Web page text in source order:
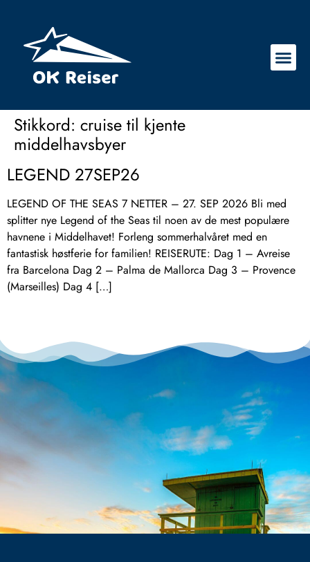
Stikkord: cruise til kjente
middelhavsbyer
LEGEND 27SEP26
LEGEND OF THE SEAS 7 NETTER – 27. SEP 2026 Bli med
splitter nye Legend of the Seas til noen av de mest populære
havnene i Middelhavet! Forleng sommerhalvåret med en
fantastisk høstferie for familien! REISERUTE: Dag 1 – Avreise
fra Barcelona Dag 2 – Palma de Mallorca Dag 3 – Provence
(Marseilles) Dag 4 […]